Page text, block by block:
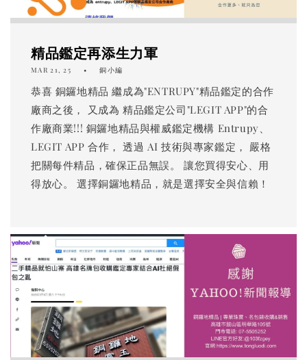
精品鑑定再添生力軍
MAR 21, 25 銅小編
恭喜 銅鑼地精品 繼成為"ENTRUPY"精品鑑定的合作
廠商之後， 又成為 精品鑑定公司"LEGIT APP"的合
作廠商業!!! 銅鑼地精品與權威鑑定機構 Entrupy、
LEGIT APP 合作， 透過 AI 技術與專家鑑定， 嚴格
把關每件精品，確保正品無誤。 讓您買得安心、用
得放心。 選擇銅鑼地精品，就是選擇安全與信賴！